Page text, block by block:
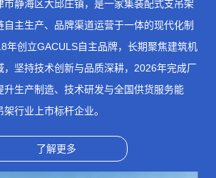
静海区大邱庄镇，是一家集装配式支吊架
自主生产、品牌渠道运营于一体的现代化制
年创立GACULS自主品牌，长期聚焦建筑机
，坚持技术创新与品质深耕，2026年完成厂
升生产制造、技术研发与全国供货服务能
行业上市标杆企业。
了解更多